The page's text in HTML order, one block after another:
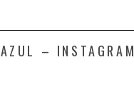
AZUL – INSTAGRAM